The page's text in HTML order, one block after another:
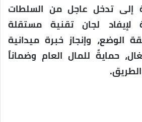
إلى تدخل عاجل من السلطات
لإيفاد لجان تقنية مستقلة
الوضع، وإنجاز خبرة ميدانية
حمايةً للمال العام وضماناً